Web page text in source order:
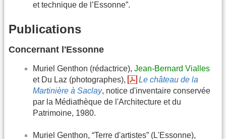
et technique de l’Essonne”.
Publications
Concernant l'Essonne
Muriel Genthon (rédactrice), Jean-Bernard Vialles
et Du Laz (photographes),
Le château de la
Martinière à Saclay, notice d'inventaire conservée
par la Médiathèque de l'Architecture et du
Patrimoine, 1980.
Muriel Genthon, “Terre d'artistes” (L'Essonne),